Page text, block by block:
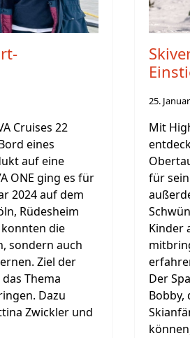
Cruises 22
eines
auf eine
ONE ging es für
2024 auf dem
Rüdesheim
die
sondern auch
Ziel der
Thema
Dazu
Zwickler und
25.
Mit
für
Kinder
Der
Bobby,